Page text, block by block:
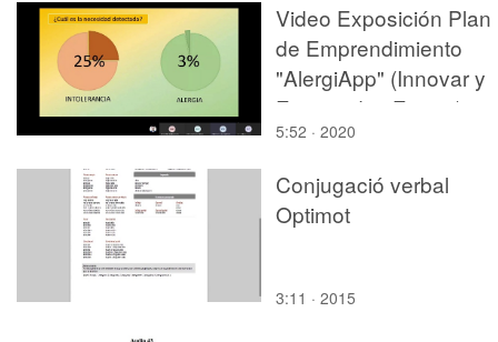
Video Exposición Plan
de Emprendimiento
"AlergiApp" (Innovar y
Emprender, Emp-3)
5:52 · 2020
Conjugació verbal
Optimot
3:11 · 2015